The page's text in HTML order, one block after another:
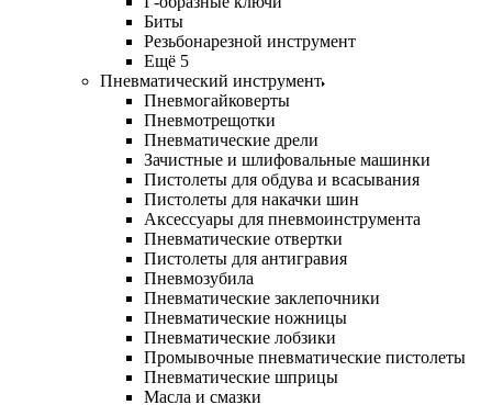
Биты
Резьбонарезной инструмент
Ещё 5
Пневматический инструмент
Пневмогайковерты
Пневмотрещотки
Пневматические дрели
Зачистные и шлифовальные машинки
Пистолеты для обдува и всасывания
Пистолеты для накачки шин
Аксессуары для пневмоинструмента
Пневматические отвертки
Пистолеты для антигравия
Пневмозубила
Пневматические заклепочники
Пневматические ножницы
Пневматические лобзики
Промывочные пневматические пистолеты
Пневматические шприцы
Масла и смазки